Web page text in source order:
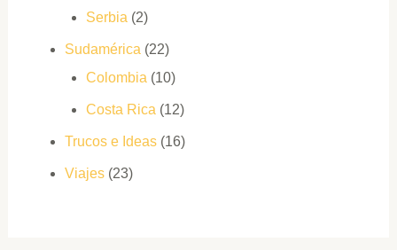
Serbia (2)
Sudamérica (22)
Colombia (10)
Costa Rica (12)
Trucos e Ideas(16)
Viajes(23)